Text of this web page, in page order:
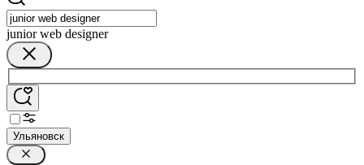
junior web designer
Ульяновск